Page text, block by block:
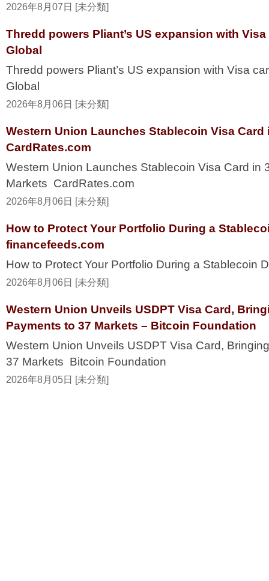
2026年8月07日 [未分類]
Thredd powers Pliant’s US expansion with
Global
Thredd powers Pliant’s US expansion with Visa
Global
2026年8月06日 [未分類]
Western Union Launches Stablecoin Visa Card
CardRates.com
Western Union Launches Stablecoin Visa Card in
Markets CardRates.com
2026年8月06日 [未分類]
How to Protect Your Portfolio During a
financefeeds.com
How to Protect Your Portfolio During a Stablecoin
2026年8月06日 [未分類]
Western Union Unveils USDPT Visa Card,
Payments to 37 Markets – Bitcoin Foundation
Western Union Unveils USDPT Visa Card,
37 Markets Bitcoin Foundation
2026年8月05日 [未分類]